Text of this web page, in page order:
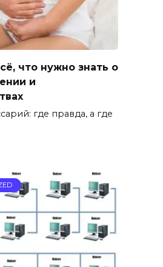
что нужно знать о
и
где правда, а где